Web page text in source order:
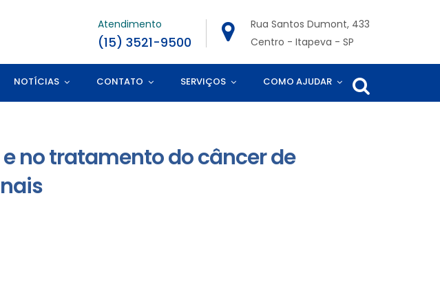
Atendimento
(15) 3521-9500
Rua Santos Dumont, 433
Centro - Itapeva - SP
NOTÍCIAS CONTATO SERVIÇOS COMO AJUDAR
no tratamento do câncer de